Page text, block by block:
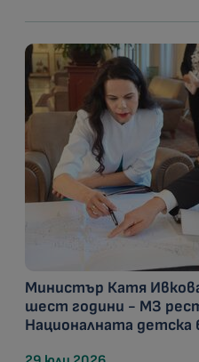
Министър Катя
шест години - МЗ
Националната детска